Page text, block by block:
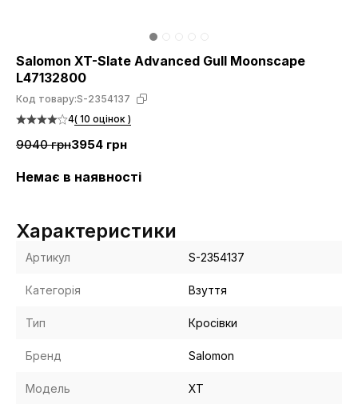
Salomon XT-Slate Advanced Gull Moonscape
L47132800
Код товару:S-2354137
4( 10 оцінок )
9040 грн3954 грн
Немає в наявності
Характеристики
Артикул S-2354137
Категорія Взуття
Тип Кросівки
Бренд Salomon
Модель XT